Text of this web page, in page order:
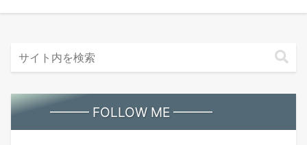
━━━ FOLLOW ME ━━━